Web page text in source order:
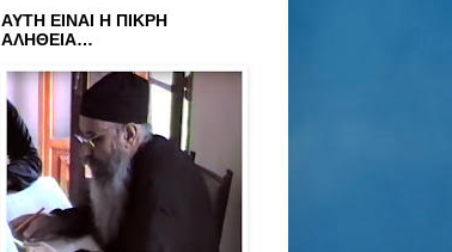
ΑΥΤΗ ΕΙΝΑΙ Η ΠΙΚΡΗ
ΑΛΗΘΕΙΑ…